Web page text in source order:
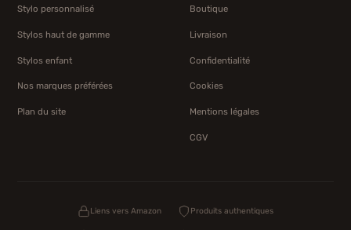
Stylo personnalisé
Stylos haut de gamme
Stylos enfant
Nos marques préférées
Plan du site
Boutique
Livraison
Confidentialité
Cookies
Mentions légales
CGV
Liens vers Amazon Produits authentiques